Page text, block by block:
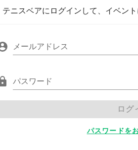
テニスベアにログインして、イベント
メールアドレス
パスワード
ログ
パスワードを